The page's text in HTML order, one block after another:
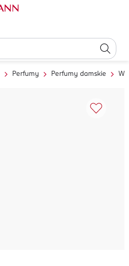
Perfumy Perfumy damskie